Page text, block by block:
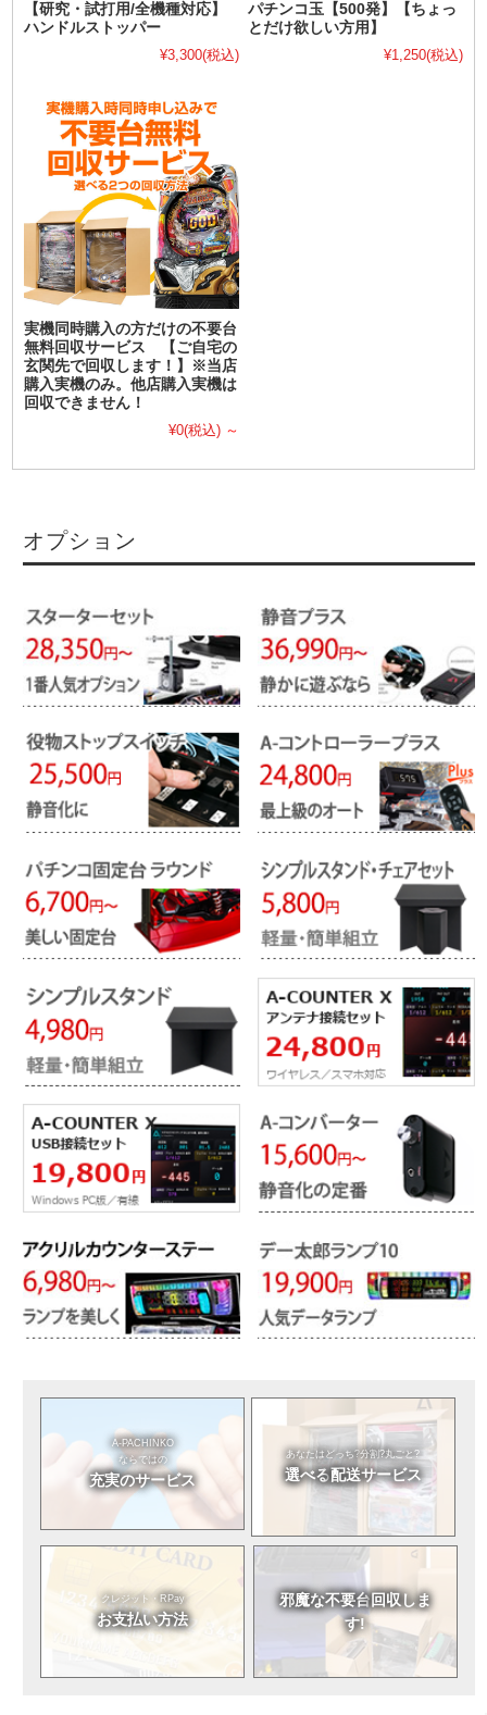
【研究・試打用/全機種対応】
ハンドルストッパー
¥3,300(税込)
パチンコ玉【500発】【ちょっ
とだけ欲しい方用】
¥1,250(税込)
実機同時購入の方だけの不要台
無料回収サービス 【ご自宅の
玄関先で回収します！】※当店
購入実機のみ。他店購入実機は
回収できません！
¥0(税込) ～
オプション
A-PACHINKO
ならではの
充実のサービス
あなたはどっち?分割?丸ごと?
選べる配送サービス
クレジット・RPay
お支払い方法
邪魔な不要台回収しま
す!